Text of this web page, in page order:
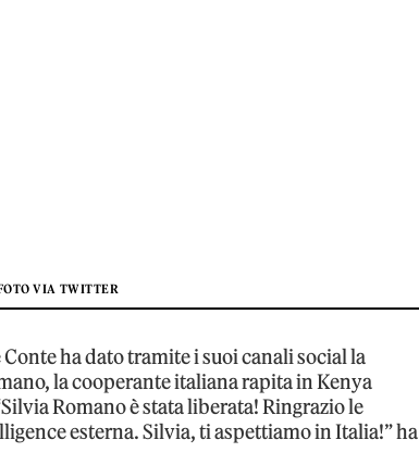
VIA TWITTER
ha dato tramite i suoi canali social la
la cooperante italiana rapita in Kenya
Romano è stata liberata! Ringrazio le
esterna. Silvia, ti aspettiamo in Italia!” ha